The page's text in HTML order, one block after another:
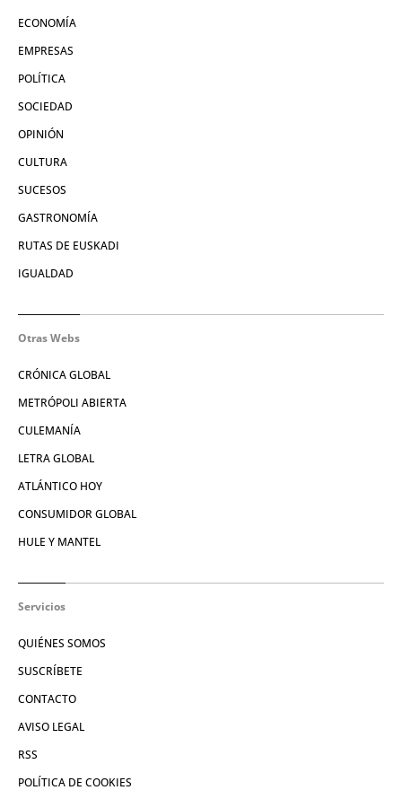
ECONOMÍA
EMPRESAS
POLÍTICA
SOCIEDAD
OPINIÓN
CULTURA
SUCESOS
GASTRONOMÍA
RUTAS DE EUSKADI
IGUALDAD
Otras Webs
CRÓNICA GLOBAL
METRÓPOLI ABIERTA
CULEMANÍA
LETRA GLOBAL
ATLÁNTICO HOY
CONSUMIDOR GLOBAL
HULE Y MANTEL
Servicios
QUIÉNES SOMOS
SUSCRÍBETE
CONTACTO
AVISO LEGAL
RSS
POLÍTICA DE COOKIES